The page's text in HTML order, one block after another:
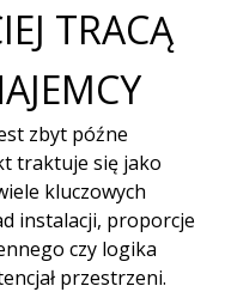
TRACĄ
zbyt późne
traktuje się jako
kluczowych
instalacji, proporcje
czy logika
przestrzeni.